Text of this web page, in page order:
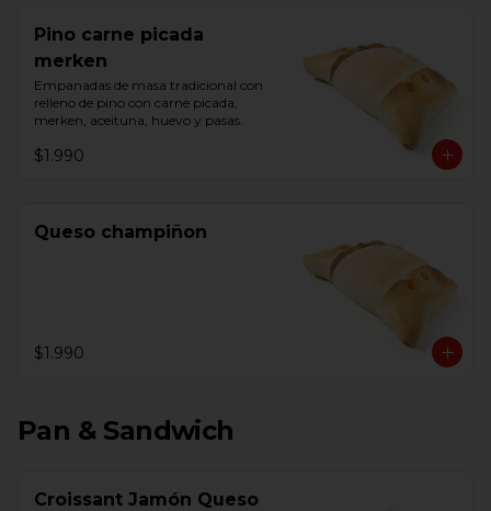
Pino carne picada
merken
Empanadas de masa tradicional con
relleno de pino con carne picada,
merken, aceituna, huevo y pasas.
$1.990
Queso champiñon
$1.990
Pan & Sandwich
Croissant Jamón Queso